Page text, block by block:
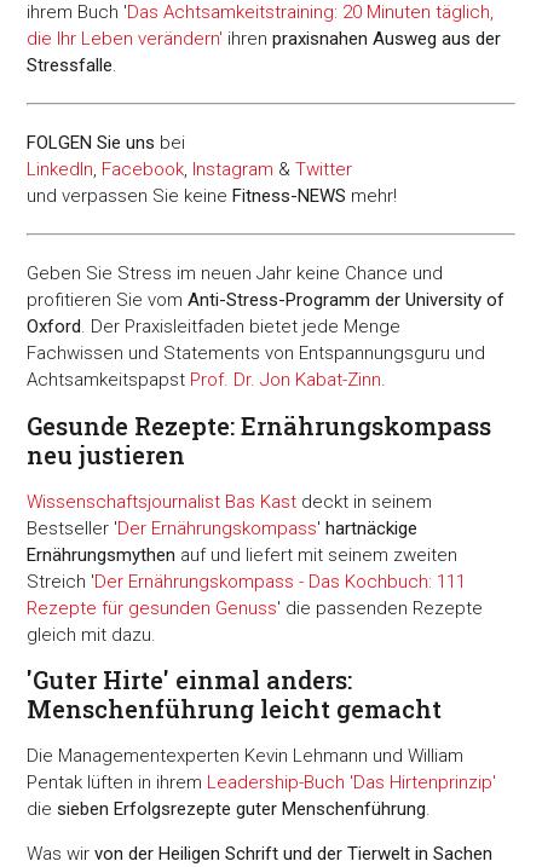
ihrem Buch 'Das Achtsamkeitstraining: 20 Minuten täglich,
die Ihr Leben verändern' ihrenpraxisnahen Ausweg aus der
Stressfalle.
FOLGEN Sie uns bei
LinkedIn, Facebook, Instagram &Twitter
und verpassen Sie keine Fitness-NEWS mehr!
Geben Sie Stress im neuen Jahr keine Chance und
profitieren Sie vomAnti-Stress-Programm der University of
Oxford. Der Praxisleitfaden bietet jede Menge
Fachwissen und Statements von Entspannungsguru und
Achtsamkeitspapst Prof. Dr. Jon Kabat-Zinn.
Gesunde Rezepte: Ernährungskompass
neu justieren
Wissenschaftsjournalist Bas Kast deckt in seinem
Bestseller 'Der Ernährungskompass'hartnäckige
Ernährungsmythen auf und liefert mit seinem zweiten
Streich 'Der Ernährungskompass - Das Kochbuch: 111
Rezepte für gesunden Genuss' die passenden Rezepte
gleich mit dazu.
'Guter Hirte' einmal anders:
Menschenführung leicht gemacht
Die Managementexperten Kevin Lehmann und William
Pentak lüften in ihrem Leadership-Buch 'Das Hirtenprinzip'
diesieben Erfolgsrezepte guter Menschenführung.
Was wirvon der Heiligen Schrift und der Tierwelt in Sachen